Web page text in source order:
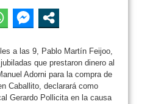
a las 9, Pablo Martín Feijoo,
que prestaron dinero al
Adorni para la compra de
Caballito, declarará como
Gerardo Pollicita en la causa